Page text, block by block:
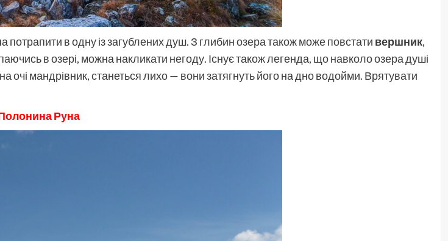
потрапити в одну із загублених душ. З глибин озера також може повстати вершник,
в озері, можна накликати негоду. Існує також легенда, що навколо озера душі
очі мандрівник, станеться лихо — вони затягнуть його на дно водойми. Врятувати
Руна